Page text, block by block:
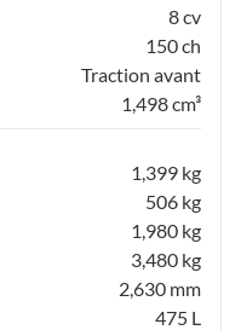
8 cv
150 ch
Traction avant
1,498 cm³
1,399 kg
506 kg
1,980 kg
3,480 kg
2,630 mm
475 L